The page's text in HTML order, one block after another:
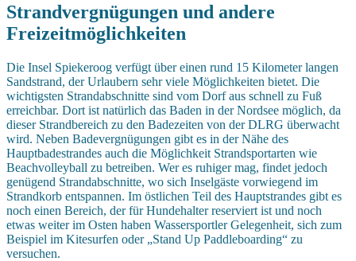
Strandvergnügungen und andere
Freizeitmöglichkeiten
Die Insel Spiekeroog verfügt über einen rund 15 Kilometer langen
Sandstrand, der Urlaubern sehr viele Möglichkeiten bietet. Die
wichtigsten Strandabschnitte sind vom Dorf aus schnell zu Fuß
erreichbar. Dort ist natürlich das Baden in der Nordsee möglich, da
dieser Strandbereich zu den Badezeiten von der DLRG überwacht
wird. Neben Badevergnügungen gibt es in der Nähe des
Hauptbadestrandes auch die Möglichkeit Strandsportarten wie
Beachvolleyball zu betreiben. Wer es ruhiger mag, findet jedoch
genügend Strandabschnitte, wo sich Inselgäste vorwiegend im
Strandkorb entspannen. Im östlichen Teil des Hauptstrandes gibt es
noch einen Bereich, der für Hundehalter reserviert ist und noch
etwas weiter im Osten haben Wassersportler Gelegenheit, sich zum
Beispiel im Kitesurfen oder „Stand Up Paddleboarding“ zu
versuchen.